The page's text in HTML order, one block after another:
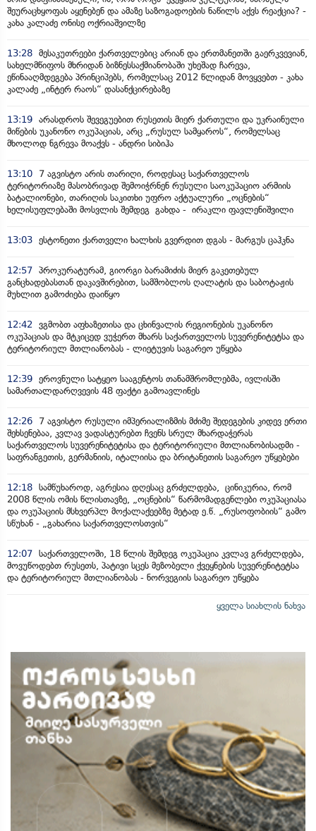
შეურაცხყოფას აყენებენ და ამაზე საზოგადოების ნაწილს აქვს რეაქცია? -
კახა კალაძე ონისე ოქრიაშვილზე
13:28 მესაკუთრეები ქართველებიც არიან და ერთმანეთში გაერკვევიან,
სახელმწიფოს მხრიდან ბიზნესსაქმიანობაში უხეშად ჩარევა,
ეწინააღმდეგება პრინციპებს, რომელსაც 2012 წლიდან მოვყვებთ - კახა
კალაძე „ინტერ რაოს“ დასანქცირებაზე
13:19 არასდროს შევეგუებით რუსეთის მიერ ქართული და უკრაინული
მიწების უკანონო ოკუპაციას, არც „რუსულ სამყაროს“, რომელსაც
მხოლოდ ნგრევა მოაქვს - ანდრი სიბიჰა
13:10
7 აგვისტო არის თარიღი, როდესაც საქართველოს
ტერიტორიაზე მასობრივად შემოიჭრნენ რუსული საოკუპაციო არმიის
ბატალიონები, თარიღის საკითხი უფრო აქტუალური „ოცნების“
ხელისუფლებაში მოსვლის შემდეგ გახდა - ირაკლი ფავლენიშვილი
13:03 ესტონეთი ქართველი ხალხის გვერდით დგას - მარგუს ცაჰკნა
12:57 პროკურატურამ, გიორგი ბარამიძის მიერ გაკეთებულ
განცხადებასთან დაკავშირებით, სამშობლოს ღალატის და საბოტაჟის
მუხლით გამოძიება დაიწყო
12:42
ვგმობთ აფხაზეთისა და ცხინვალის რეგიონების უკანონო
ოკუპაციას და მტკიცედ ვუჭერთ მხარს საქართველოს სუვერენიტეტსა და
ტერიტორიულ მთლიანობას - ლიეტუვის საგარეო უწყება
12:39 ეროვნული სატყეო სააგენტოს თანამშრომლებმა, ივლისში
სამართალდარღვევის 48 ფაქტი გამოავლინეს
12:26
7 აგვისტო რუსული იმპერიალიზმის მძიმე შედეგების კიდევ ერთი
შეხსენებაა, კვლავ ვადასტურებთ ჩვენს სრულ მხარდაჭერას
საქართველოს სუვერენიტეტისა და ტერიტორიული მთლიანობისადმი -
საფრანგეთის, გერმანიის, იტალიისა და ბრიტანეთის საგარეო უწყებები
12:18 სამწუხაროდ, აგრესია დღესაც გრძელდება, ცინიკურია, რომ
2008 წლის ომის წლისთავზე, „ოცნების“ წარმომადგენლები ოკუპაციასა
და ოკუპაციის მსხვერპლ მოქალაქეებზე მეტად ე.წ. „რუსოფობიის“ გამო
სწუხან - „გახარია საქართველოსთვის“
12:07 საქართველოში, 18 წლის შემდეგ ოკუპაცია კვლავ გრძელდება,
მოვუწოდებთ რუსეთს, პატივი სცეს მეზობელი ქვეყნების სუვერენიტეტსა
და ტერიტორიულ მთლიანობას - ნორვეგიის საგარეო უწყება
ყველა სიახლის ნახვა